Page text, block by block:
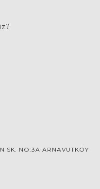
SK. NO:3A ARNAVUTKÖY